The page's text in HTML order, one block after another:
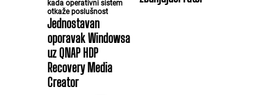
kada operativni sistem
otkaže poslušnost
Jednostavan
oporavak Windowsa
uz QNAP HDP
Recovery Media
Creator